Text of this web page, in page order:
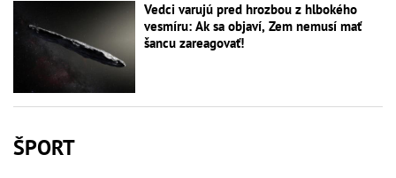
Vedci varujú pred hrozbou z hlbokého
vesmíru: Ak sa objaví, Zem nemusí mať
šancu zareagovať!
ŠPORT